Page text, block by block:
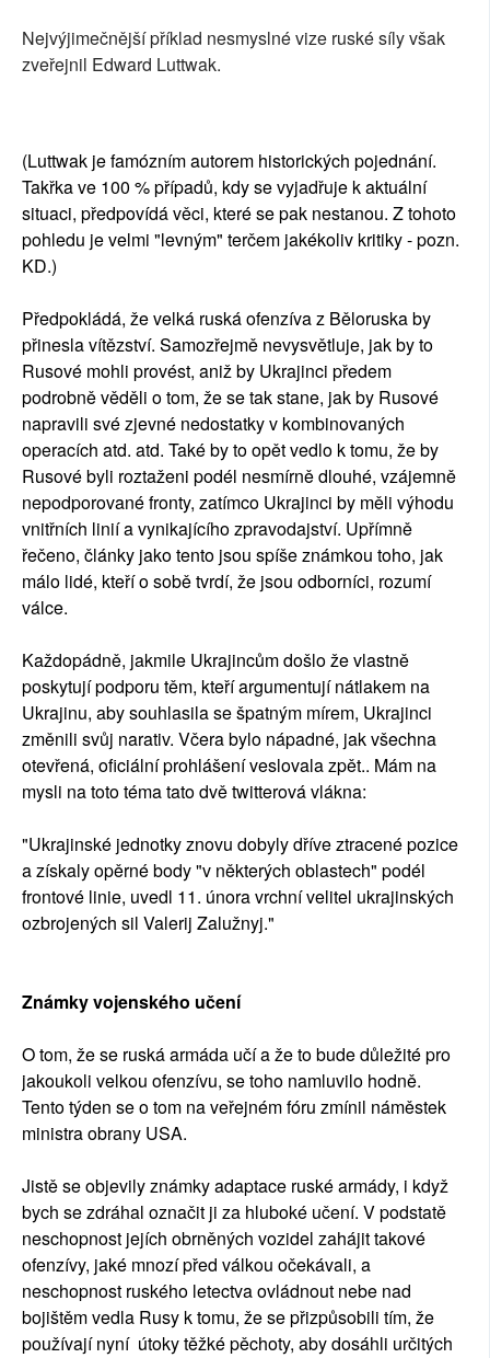
Nejvýjimečnější příklad nesmyslné vize ruské síly však
zveřejnil Edward Luttwak.
(Luttwak je famózním autorem historických pojednání.
Takřka ve 100 % případů, kdy se vyjadřuje k aktuální
situaci, předpovídá věci, které se pak nestanou. Z tohoto
pohledu je velmi "levným" terčem jakékoliv kritiky - pozn.
KD.)
Předpokládá, že velká ruská ofenzíva z Běloruska by
přinesla vítězství. Samozřejmě nevysvětluje, jak by to
Rusové mohli provést, aniž by Ukrajinci předem
podrobně věděli o tom, že se tak stane, jak by Rusové
napravili své zjevné nedostatky v kombinovaných
operacích atd. atd. Také by to opět vedlo k tomu, že by
Rusové byli roztaženi podél nesmírně dlouhé, vzájemně
nepodporované fronty, zatímco Ukrajinci by měli výhodu
vnitřních linií a vynikajícího zpravodajství. Upřímně
řečeno, články jako tento jsou spíše známkou toho, jak
málo lidé, kteří o sobě tvrdí, že jsou odborníci, rozumí
válce.
Každopádně, jakmile Ukrajincům došlo že vlastně
poskytují podporu těm, kteří argumentují nátlakem na
Ukrajinu, aby souhlasila se špatným mírem, Ukrajinci
změnili svůj narativ. Včera bylo nápadné, jak všechna
otevřená, oficiální prohlášení veslovala zpět.. Mám na
mysli na toto téma tato dvě twitterová vlákna:
"Ukrajinské jednotky znovu dobyly dříve ztracené pozice
a získaly opěrné body "v některých oblastech" podél
frontové linie, uvedl 11. února vrchní velitel ukrajinských
ozbrojených sil Valerij Zalužnyj."
Známky vojenského učení
O tom, že se ruská armáda učí a že to bude důležité pro
jakoukoli velkou ofenzívu, se toho namluvilo hodně.
Tento týden se o tom na veřejném fóru zmínil náměstek
ministra obrany USA.
Jistě se objevily známky adaptace ruské armády, i když
bych se zdráhal označit ji za hluboké učení. V podstatě
neschopnost jejích obrněných vozidel zahájit takové
ofenzívy, jaké mnozí před válkou očekávali, a
neschopnost ruského letectva ovládnout nebe nad
bojištěm vedla Rusy k tomu, že se přizpůsobili tím, že
používají nyní útoky těžké pěchoty, aby dosáhli určitých